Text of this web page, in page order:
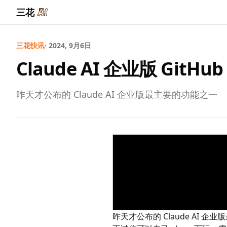
三花
三花快讯· 2024, 9月6日
Claude AI 企业版 GitHub
昨天才公布的 Claude AI 企业版最主要的功能之一
昨天才公布的 Claude AI 企业